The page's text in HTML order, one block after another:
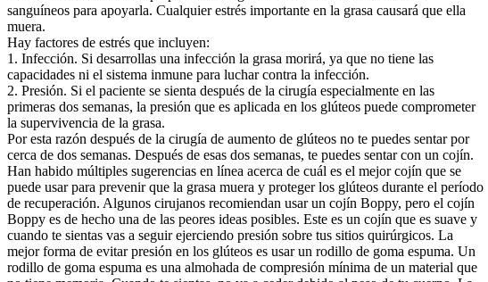
sanguíneos para apoyarla. Cualquier estrés importante en la grasa causará que ella
muera.
Hay factores de estrés que incluyen:
1. Infección. Si desarrollas una infección la grasa morirá, ya que no tiene las
capacidades ni el sistema inmune para luchar contra la infección.
2. Presión. Si el paciente se sienta después de la cirugía especialmente en las
primeras dos semanas, la presión que es aplicada en los glúteos puede comprometer
la supervivencia de la grasa.
Por esta razón después de la cirugía de aumento de glúteos no te puedes sentar por
cerca de dos semanas. Después de esas dos semanas, te puedes sentar con un cojín.
Han habido múltiples sugerencias en línea acerca de cuál es el mejor cojín que se
puede usar para prevenir que la grasa muera y proteger los glúteos durante el período
de recuperación. Algunos cirujanos recomiendan usar un cojín Boppy, pero el cojín
Boppy es de hecho una de las peores ideas posibles. Este es un cojín que es suave y
cuando te sientas vas a seguir ejerciendo presión sobre tus sitios quirúrgicos. La
mejor forma de evitar presión en los glúteos es usar un rodillo de goma espuma. Un
rodillo de goma espuma es una almohada de compresión mínima de un material que